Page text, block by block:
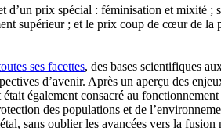
d’un prix spécial : féminisation et mixité
supérieur ; et le prix coup de cœur de
ses facettes, des bases scientifiques
d’avenir. Après un aperçu des
également consacré au
des populations et de
sans oublier les avancées vers la fusion